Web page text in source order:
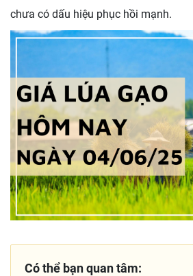
chưa có dấu hiệu phục hồi mạnh.
Có thể bạn quan tâm: